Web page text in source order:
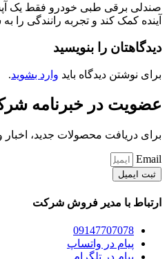
صندلی برقی طبی خودرو فقط یک
آینده کمک کند و تجربه رانندگی را
دیدگاهتان را بنویسید
برای نوشتن دیدگاه باید وارد بشوید.
عضویت در خبرنامه
برای دریافت محصولات جدید،
Email
ثبت ایمیل
ارتباط با مدیر فروش شرکت
09147707078
پیام در واتساپ
پیام در تلگرام